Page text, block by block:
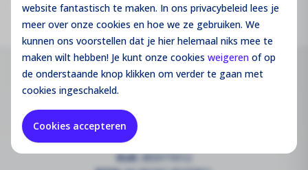
website fantastisch te maken. In ons privacybeleid lees je
meer over onze cookies en hoe we ze gebruiken. We
kunnen ons voorstellen dat je hier helemaal niks mee te
maken wilt hebben! Je kunt onze cookies weigeren of op
de onderstaande knop klikken om verder te gaan met
cookies ingeschakeld.
Cookies accepteren
info@groothandelsolar.com
+3185 301 52 31
KvK:85977012